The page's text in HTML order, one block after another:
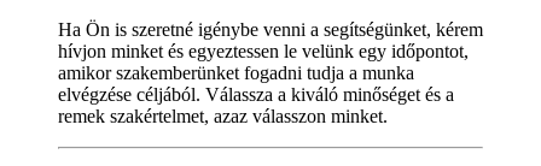
Ha Ön is szeretné igénybe venni a segítségünket, kérem
hívjon minket és egyeztessen le velünk egy időpontot,
amikor szakemberünket fogadni tudja a munka
elvégzése céljából. Válassza a kiváló minőséget és a
remek szakértelmet, azaz válasszon minket.